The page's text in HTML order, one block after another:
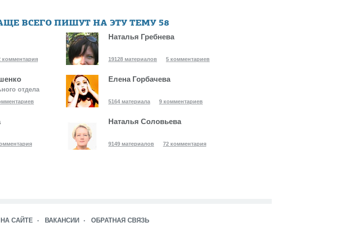
ВСЕГО ПИШУТ НА ЭТУ ТЕМУ 58
комментария
отдела
Наталья Гребнева
19128 материалов 5 комментариев
Елена Горбачева
5164 материала 9 комментариев
Наталья Соловьева
9149 материалов 72 комментария
САЙТЕ ВАКАНСИИ ОБРАТНАЯ СВЯЗЬ